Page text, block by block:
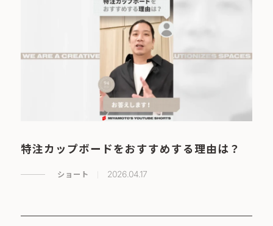
特注カップボードをおすすめする理由は？
ショート 2026.04.17